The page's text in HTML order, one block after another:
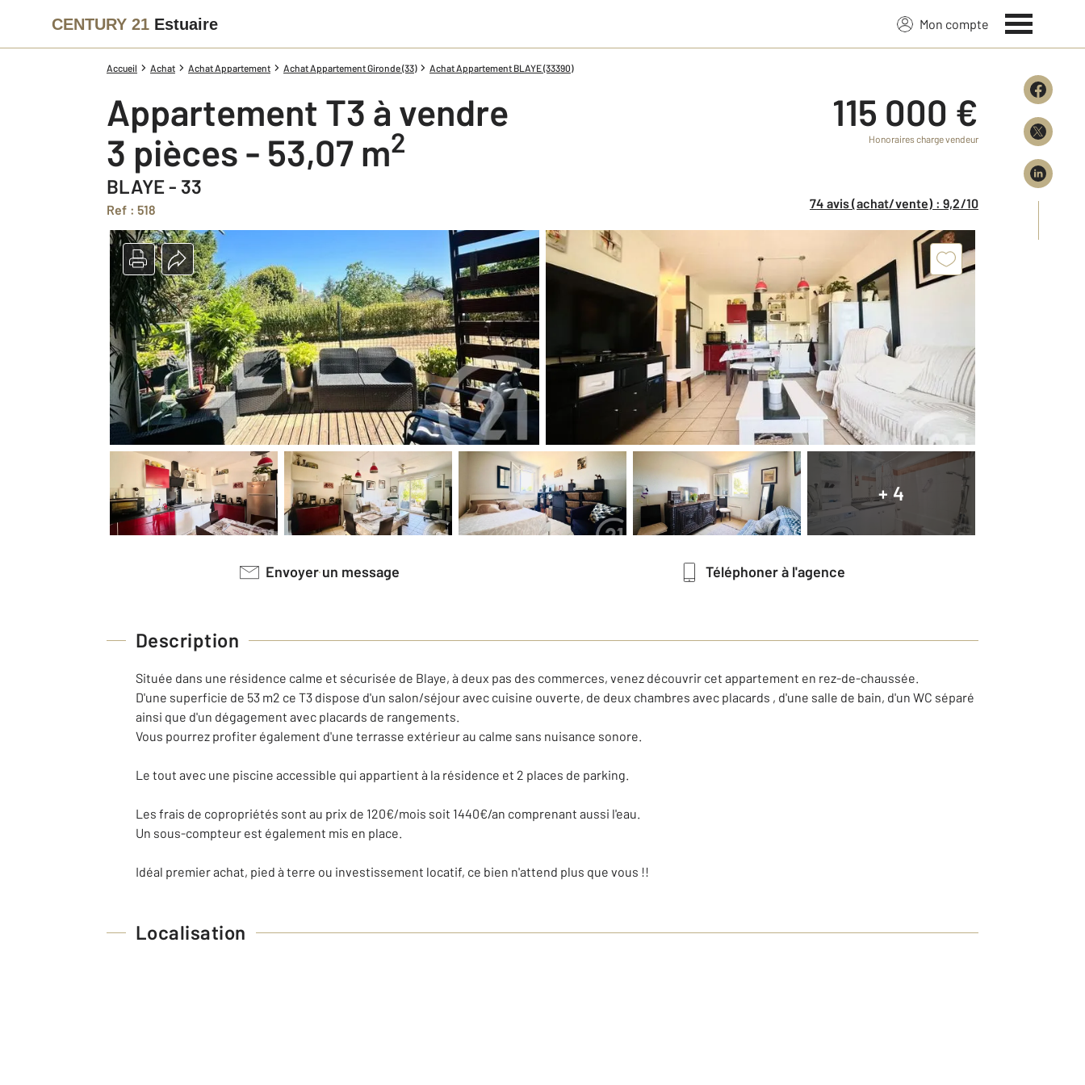
CENTURY 21 Estuaire Mon compte
Accueil Achat Achat Appartement Achat Appartement Gironde (33) Achat Appartement BLAYE (33390)
Appartement T3 à vendre
3 pièces - 53,07 m2
BLAYE - 33
Ref : 518
115 000 €
Honoraires charge vendeur
74 avis (achat/vente) : 9,2/10
+ 4
Envoyer un message Téléphoner à l'agence
Description
Située dans une résidence calme et sécurisée de Blaye, à deux pas des commerces, venez découvrir cet appartement en rez-de-chaussée.
D'une superficie de 53 m2 ce T3 dispose d'un salon/séjour avec cuisine ouverte, de deux chambres avec placards , d'une salle de bain, d'un WC séparé
ainsi que d'un dégagement avec placards de rangements.
Vous pourrez profiter également d'une terrasse extérieur au calme sans nuisance sonore.
Le tout avec une piscine accessible qui appartient à la résidence et 2 places de parking.
Les frais de copropriétés sont au prix de 120€/mois soit 1440€/an comprenant aussi l'eau.
Un sous-compteur est également mis en place.
Idéal premier achat, pied à terre ou investissement locatif, ce bien n'attend plus que vous !!
Localisation